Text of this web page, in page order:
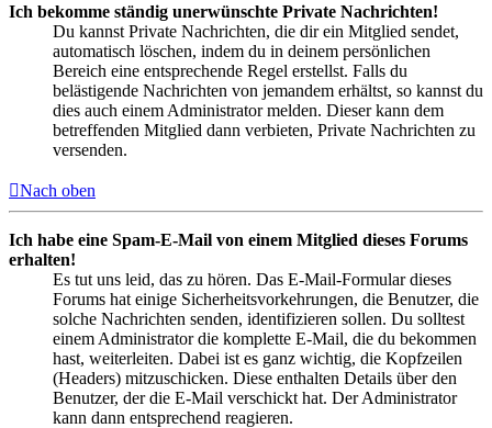
Ich bekomme ständig unerwünschte Private Nachrichten!
Du kannst Private Nachrichten, die dir ein Mitglied sendet,
automatisch löschen, indem du in deinem persönlichen
Bereich eine entsprechende Regel erstellst. Falls du
belästigende Nachrichten von jemandem erhältst, so kannst du
dies auch einem Administrator melden. Dieser kann dem
betreffenden Mitglied dann verbieten, Private Nachrichten zu
versenden.
Nach oben
Ich habe eine Spam-E-Mail von einem Mitglied dieses Forums
erhalten!
Es tut uns leid, das zu hören. Das E-Mail-Formular dieses
Forums hat einige Sicherheitsvorkehrungen, die Benutzer, die
solche Nachrichten senden, identifizieren sollen. Du solltest
einem Administrator die komplette E-Mail, die du bekommen
hast, weiterleiten. Dabei ist es ganz wichtig, die Kopfzeilen
(Headers) mitzuschicken. Diese enthalten Details über den
Benutzer, der die E-Mail verschickt hat. Der Administrator
kann dann entsprechend reagieren.